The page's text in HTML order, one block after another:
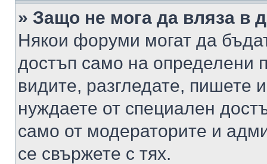
» Защо не мога да вляза в
Някои форуми могат да
достъп само на определени
видите, разгледате, пишете
нуждаете от специален
само от модераторите и
се свържете с тях.